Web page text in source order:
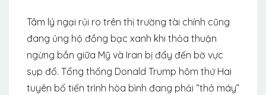
Tâm lý ngại rủi ro trên thị trường tài chính cũng
đang ủng hộ đồng bạc xanh khi thỏa thuận
ngừng bắn giữa Mỹ và Iran bị đẩy đến bờ vực
sụp đổ. Tổng thống Donald Trump hôm thứ Hai
tuyên bố tiến trình hòa bình đang phải “thở máy”